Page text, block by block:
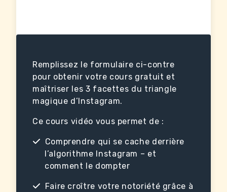
Remplissez le formulaire ci-contre
pour obtenir votre cours gratuit et
maîtriser les 3 facettes du triangle
magique d’Instagram.
Ce cours vidéo vous permet de :
Comprendre qui se cache derrière
l’algorithme Instagram – et
comment le dompter
Faire croître votre notoriété grâce à